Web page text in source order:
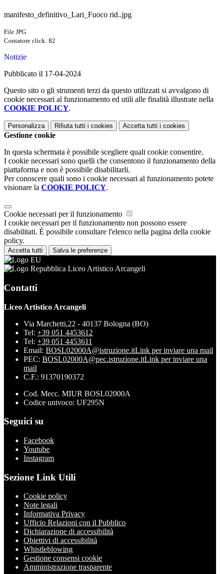
manifesto_definitivo_Lari_Fuoco rid..jpg
File JPG
Contatore click: 82
Notizie
Pubblicato il 17-04-2024
Questo sito o gli strumenti terzi da questo utilizzati si avvalgono di
cookie necessari al funzionamento ed utili alle finalità illustrate nella
COOKIE POLICY.
Personalizza Rifiuta tutti i cookies Accetta tutti i cookies
Gestione cookie
In questa schermata è possibile scegliere quali cookie consentire.
I cookie necessari sono quelli che consentono il funzionamento della
piattaforma e non è possibile disabilitarli.
Per conoscere quali sono i cookie necessari al funzionamento potete
visionare la COOKIE POLICY.
Cookie necessari per il funzionamento
I cookie necessari per il funzionamento non possono essere
disabilitati. È possibile consultare l'elenco nella pagina della cookie
policy.
Accetta tutti Salva le preferenze
Liceo Artistico Arcangeli
Contatti
Liceo Artistico Arcangeli
Via Marchetti,22 - 40137 Bologna (BO)
Tel: +39 051 4453612
Tel: +39 051 4453611
Email: BOSL02000A@istruzione.itLink per inviare una mail
PEC: BOSL02000A@pec.istruzione.itLink per inviare una
mail
C.F.: 91370190372
Cod. Mecc. MIUR BOSL02000A
Codice univoco: UF295N
Seguici su
Facebook
Youtube
Instagram
Sezione Link Utili
Cookie policy
Note legali
Informativa Privacy
Ufficio Relazioni con il Pubblico
Dichiarazione di accessibilità
Obiettivi di accessibilità
Whistleblowing
Gestione consensi cookie
Amministrazione trasparente